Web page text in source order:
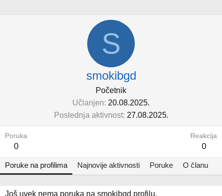
S
smokibgd
Početnik
Učlanjen 20.08.2025.
Poslednja aktivnost 27.08.2025.
Poruka
0
Reakcija
0
Poruke na profilima Najnovije aktivnosti Poruke O članu
Još uvek nema poruka na smokibgd profilu.